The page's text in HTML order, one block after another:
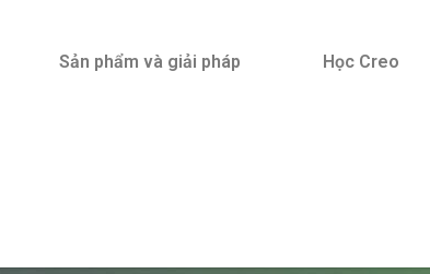
Sản phẩm và giải pháp Học Creo